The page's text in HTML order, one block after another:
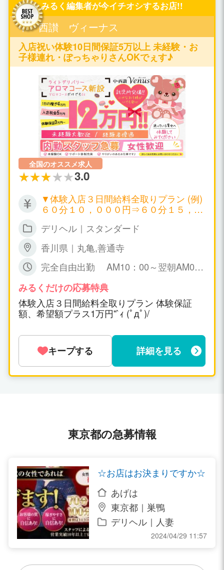
みるく編集者が今イチオシするお店!!
中・西讃 ヴィーナス
入店祝い体験10日間保証5万以上 未経験・お
子様連れ・ぽっちゃりさんOKでぇす♪
全国のオススメ求人
3.0
▼体験入店３日間給料全取りプラン (例)
６０分１０，０００円⇒６０分１５，０
０００円以上可 ▼月給１００万円以上可
万が一、暇な場合も保証給が出ます。永
久保証。 日給５０，０００円～１００，
０００円保証可能！ ▼一日だけの体験入
店ＯＫ！(体験入店給料全取り期間あ
り！) ▼オプション料金、チップ等は10
0％女の子取り。
デリヘル｜スタンダード
香川県｜丸亀,善通寺
完全自由出勤 AM10：00～翌朝AM0
も女の子の自由です！
みるくだけの応募特典
体験入店３日間給料全取りプラン 体験保証
額、希望額プラス1万円''`ｨ (ﾟдﾟ)/
キープする 詳細を見る
東京都の急募情報
☆お店はお決まりですか☆
あげは
東京都｜巣鴨
デリヘル｜人妻
2024/04/29 11:57